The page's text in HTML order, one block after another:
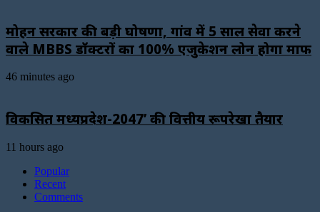
मोहन सरकार की बड़ी घोषणा, गांव में 5 साल सेवा करने
वाले MBBS डॉक्टरों का 100% एजुकेशन लोन होगा माफ
46 minutes ago
विकसित मध्यप्रदेश-2047’ की वित्तीय रूपरेखा तैयार
11 hours ago
Popular
Recent
Comments